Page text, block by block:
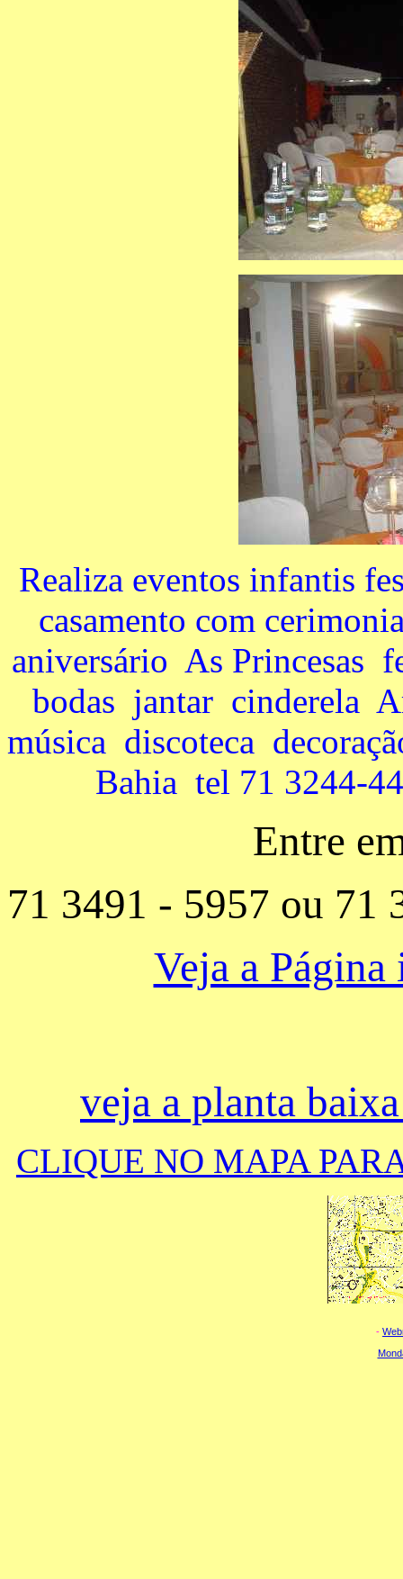
Realiza eventos infantis
casamento com
aniversário As Princesas
bodas jantar cinderela
música discoteca
Bahia tel 71 3244-
Entre
71 3491 - 5957 ou 71
Veja a
veja a planta
CLIQUE NO MAPA
-